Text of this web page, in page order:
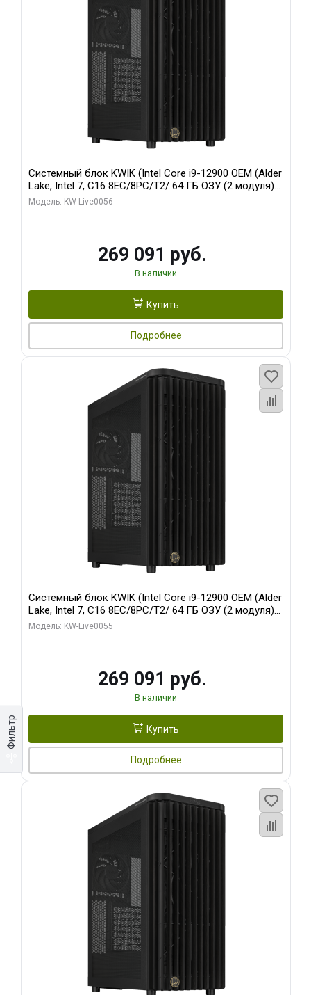
Фильтр
Системный блок KWIK (Intel Core i9-12900 OEM (Alder
Lake, Intel 7, C16 8EC/8PC/T2/ 64 ГБ ОЗУ (2 модуля)/
Palit RTX5080 INFINITY 3 OC 16GB GDDR7 256bit 3xDP
Модель: KW-Live0056
269 091 руб.
В наличии
Купить
Подробнее
Системный блок KWIK (Intel Core i9-12900 OEM (Alder
Lake, Intel 7, C16 8EC/8PC/T2/ 64 ГБ ОЗУ (2 модуля)/
MSI RTX5080 SHADOW 3X OC 16GB GDDR7 256bit 3xDP
Модель: KW-Live0055
269 091 руб.
В наличии
Купить
Подробнее